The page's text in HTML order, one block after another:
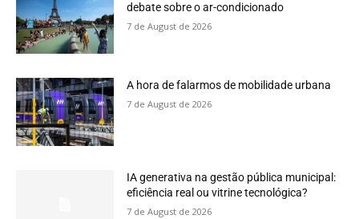
debate sobre o ar-condicionado
7 de August de 2026
A hora de falarmos de mobilidade urbana
7 de August de 2026
IA generativa na gestão pública municipal:
eficiência real ou vitrine tecnológica?
7 de August de 2026